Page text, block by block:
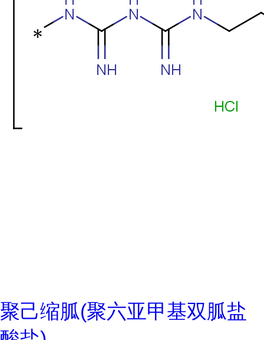
聚己缩胍(聚六亚甲基双胍盐